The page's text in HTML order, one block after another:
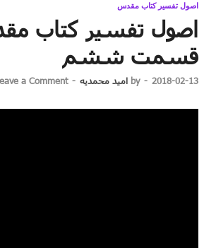
اصول تفسیر کتاب مقدس
اصول تفسیر کتاب
قسمت ششم
2018-02-13
-
by امید محمدیه -
a Comment